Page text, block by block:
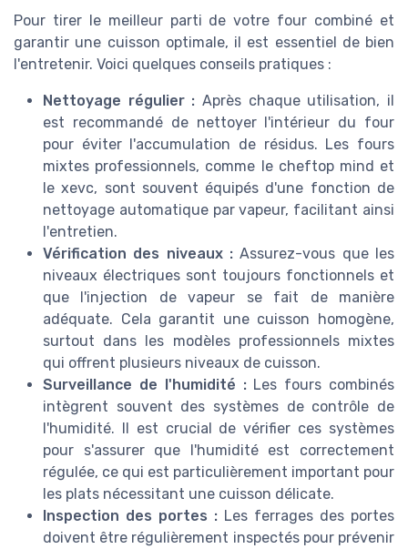
Pour tirer le meilleur parti de votre four combiné et
garantir une cuisson optimale, il est essentiel de bien
l'entretenir. Voici quelques conseils pratiques :
Nettoyage régulier : Après chaque utilisation, il
est recommandé de nettoyer l'intérieur du four
pour éviter l'accumulation de résidus. Les fours
mixtes professionnels, comme le cheftop mind et
le xevc, sont souvent équipés d'une fonction de
nettoyage automatique par vapeur, facilitant ainsi
l'entretien.
Vérification des niveaux : Assurez-vous que les
niveaux électriques sont toujours fonctionnels et
que l'injection de vapeur se fait de manière
adéquate. Cela garantit une cuisson homogène,
surtout dans les modèles professionnels mixtes
qui offrent plusieurs niveaux de cuisson.
Surveillance de l'humidité :Les fours combinés
intègrent souvent des systèmes de contrôle de
l'humidité. Il est crucial de vérifier ces systèmes
pour s'assurer que l'humidité est correctement
régulée, ce qui est particulièrement important pour
les plats nécessitant une cuisson délicate.
Inspection des portes : Les ferrages des portes
doivent être régulièrement inspectés pour prévenir